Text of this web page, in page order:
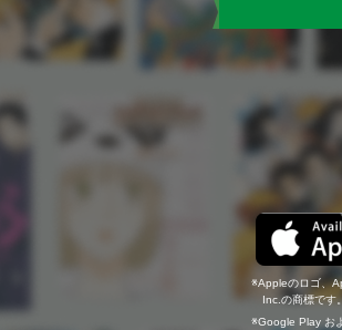
Appleのロゴ、
Inc.の商標です
Google Play お